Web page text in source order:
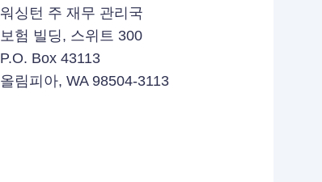
워싱턴 주 재무 관리국
보험 빌딩, 스위트 300
P.O. Box 43113
올림피아, WA 98504-3113